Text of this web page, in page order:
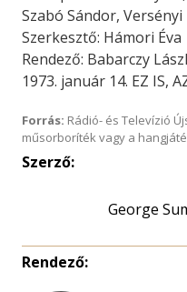
Szabó Sándor, Versényi
Szerkesztő: Hámori Éva
Rendező: Babarczy
1973. január 14. EZ IS,
Forrás: Rádió- és Televízió
műsorboríték vagy a
Szerző:
George
Rendező: